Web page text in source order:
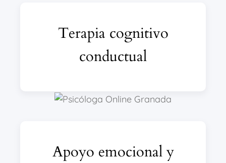
Terapia cognitivo
conductual
Apoyo emocional y